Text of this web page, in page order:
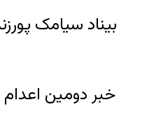
بیناد سیامک
خبر دومین اعدام